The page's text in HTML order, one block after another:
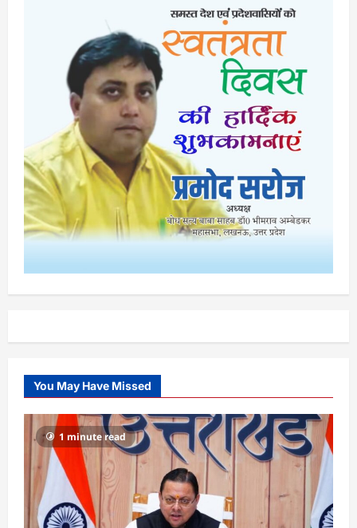
You May Have Missed
1 minute read